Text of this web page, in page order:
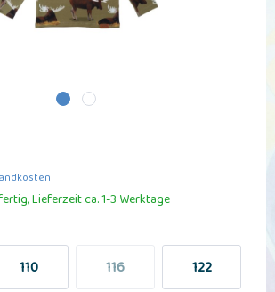
Lieferzeit ca. 1-3 Werktage
110 116 122